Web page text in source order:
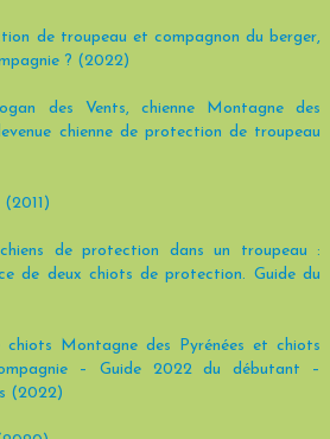
de troupeau et compagnon du berger,
? (2022)
des Vents, chienne Montagne des
chienne de protection de troupeau
de protection dans un troupeau :
de deux chiots de protection. Guide du
chiots Montagne des Pyrénées et chiots
– Guide 2022 du débutant –
(2022)